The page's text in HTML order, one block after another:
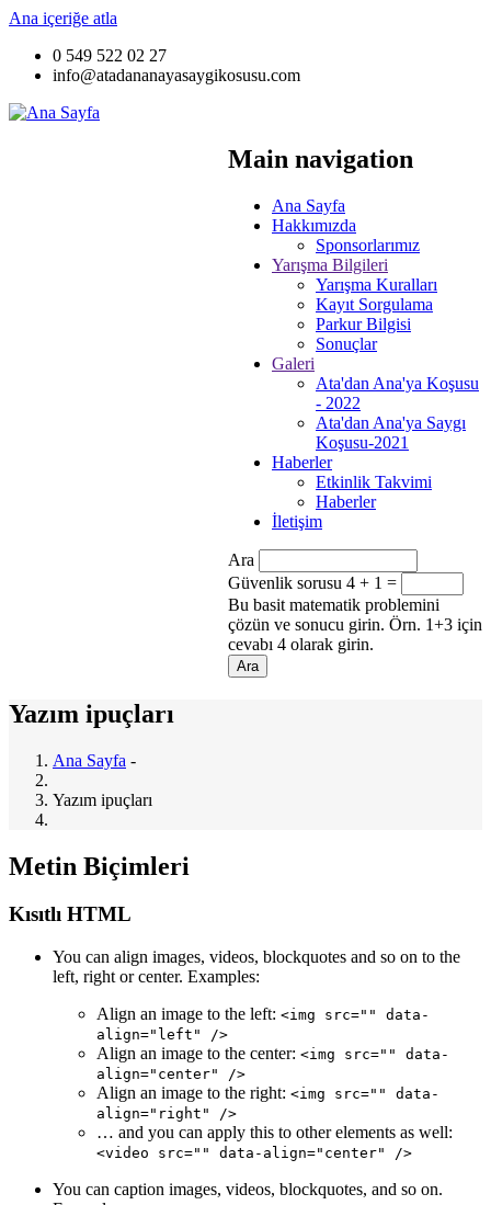
Ana içeriğe atla
0 549 522 02 27
info@atadananayasaygikosusu.com
Main navigation
Ana Sayfa
Hakkımızda
Sponsorlarımız
Yarışma Bilgileri
Yarışma Kuralları
Kayıt Sorgulama
Parkur Bilgisi
Sonuçlar
Galeri
Ata'dan Ana'ya Koşusu
- 2022
Ata'dan Ana'ya Saygı
Koşusu-2021
Haberler
Etkinlik Takvimi
Haberler
İletişim
Ara
Güvenlik sorusu 4 + 1 =
Bu basit matematik problemini
çözün ve sonucu girin. Örn. 1+3 için
cevabı 4 olarak girin.
Yazım ipuçları
Ana Sayfa -
Yazım ipuçları
Metin Biçimleri
Kısıtlı HTML
You can align images, videos, blockquotes and so on to the
left, right or center. Examples:
Align an image to the left: <img src="" data-
align="left" />
Align an image to the center: <img src="" data-
align="center" />
Align an image to the right: <img src="" data-
align="right" />
… and you can apply this to other elements as well:
<video src="" data-align="center" />
You can caption images, videos, blockquotes, and so on.